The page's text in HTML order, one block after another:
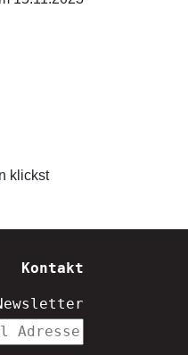
klickst.
Kontakt